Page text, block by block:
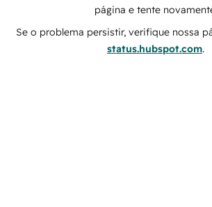
página e tente
Se o problema persistir, verifique nossa
status.hubspot.com.